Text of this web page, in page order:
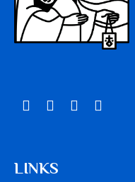
LINKS